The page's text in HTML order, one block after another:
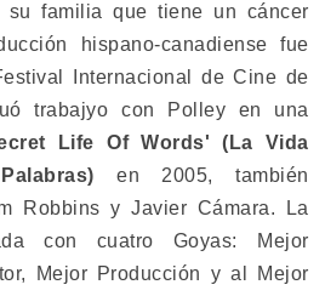
familia que tiene un cáncer
hispano-canadiense fue
Internacional de Cine de
trabajyo con Polley en una
Life Of Words' (La Vida
en 2005, también
Robbins y Javier Cámara. La
con cuatro Goyas: Mejor
Mejor Producción y al Mejor